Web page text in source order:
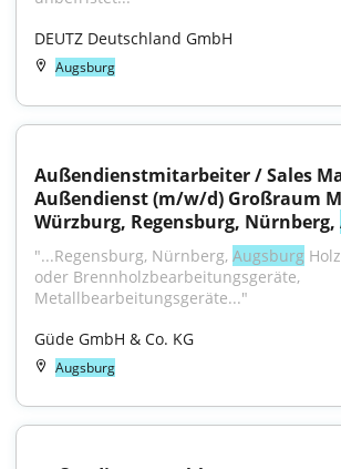
DEUTZ Deutschland GmbH
Augsburg
Außendienstmitarbeiter / Sales
Außendienst (m/w/d) Großraum
Würzburg, Regensburg, Nürnberg,
"...Regensburg, Nürnberg, Augsburg
oder Brennholzbearbeitungsgeräte,
Metallbearbeitungsgeräte..."
Güde GmbH & Co. KG
Augsburg